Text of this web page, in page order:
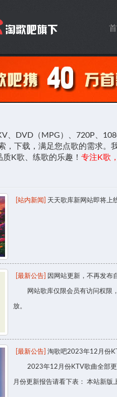
、DVD（MPG）、720P、
，下载，满足您点歌的需求。
K歌、练歌的乐趣！ 专注K歌
[站内新闻] 天天歌库新网站即将上
[最新公告] 因网站更新，不再发布
网站歌库仅限会员有访问权限，
放。
[最新公告] 淘歌吧2023年12月份
2023年12月份KTV歌曲全部更
月份更新报告请看下表： 本站新版